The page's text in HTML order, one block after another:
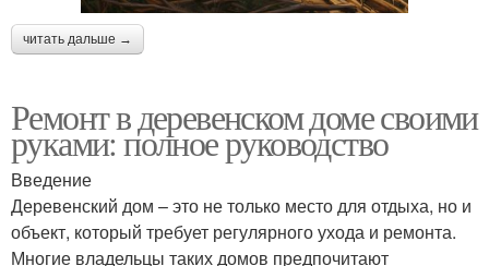
читать дальше →
Ремонт в деревенском доме своими
руками: полное руководство
Введение
Деревенский дом – это не только место для отдыха, но и
объект, который требует регулярного ухода и ремонта.
Многие владельцы таких домов предпочитают